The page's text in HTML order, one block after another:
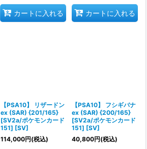
カートに入れる カートに入れる
【PSA10】 リザードン
ex (SAR) {201/165}
[SV2a/ポケモンカード
151] [SV]
114,000円(税込)
【PSA10】 フシギバナ
ex (SAR) {200/165}
[SV2a/ポケモンカード
151] [SV]
40,800円(税込)